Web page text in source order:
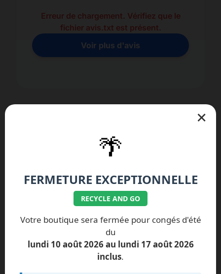
Erreur de chargement. Vérifiez que le
fichier avis.txt est présent.
Voir plus d'avis
Nos réparations spécifiques Google
Pixel
Google Pixel 10 Pro Fold
Google Pixel 10 Pro XL
Google Pixel 10 Pro
×
🌴
FERMETURE EXCEPTIONNELLE
RECYCLE AND GO
Votre boutique sera fermée pour congés d'été
du
lundi 10 août 2026 au lundi 17 août 2026
inclus.